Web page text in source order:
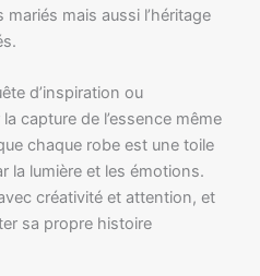
mariés mais aussi l’héritage
d’inspiration ou
capture de l’essence même
chaque robe est une toile
la lumière et les émotions.
créativité et attention, et
sa propre histoire